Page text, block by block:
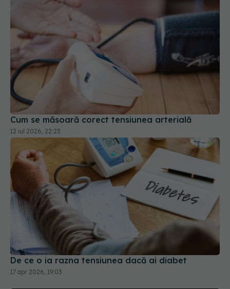
Cum se măsoară corect tensiunea arterială
12 iul 2026, 22:23
De ce o ia razna tensiunea dacă ai diabet
17 apr 2026, 19:03